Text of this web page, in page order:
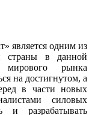
является одним из
страны в данной
мирового рынка
на достигнутом, а
в части новых
силовых
и разрабатывать